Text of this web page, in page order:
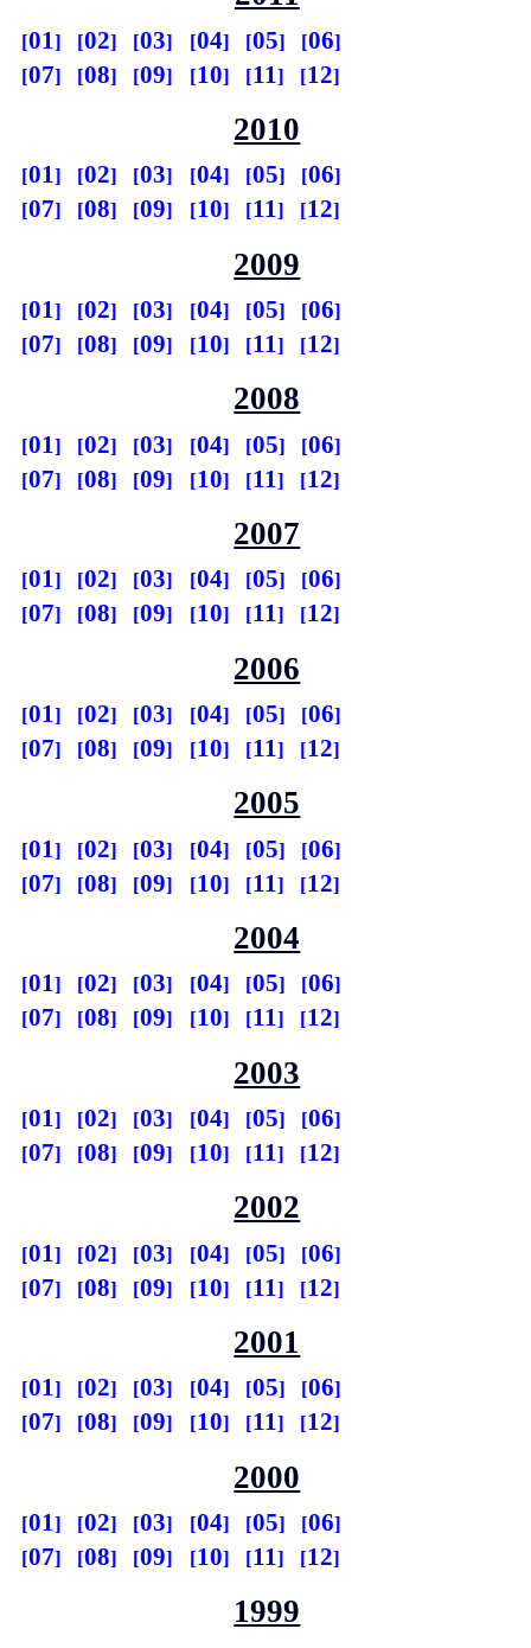
01 02 03 04 05
06
07
08 09 10 11 12
2010
01 02 03 04 05
06
07
08 09 10 11 12
2009
01 02 03 04 05
06
07
08 09 10 11 12
2008
01 02 03 04 05
06
07
08 09 10 11 12
2007
01 02 03 04 05
06
07
08 09 10 11 12
2006
01 02 03 04 05
06
07
08 09 10 11 12
2005
01 02 03 04 05
06
07
08 09 10 11 12
2004
01 02 03 04 05
06
07
08 09 10 11 12
2003
01 02 03 04 05
06
07
08 09 10 11 12
2002
01 02 03 04 05
06
07
08 09 10 11 12
2001
01 02 03 04 05
06
07
08 09 10 11 12
2000
01 02 03 04 05
06
07
08 09 10 11 12
1999